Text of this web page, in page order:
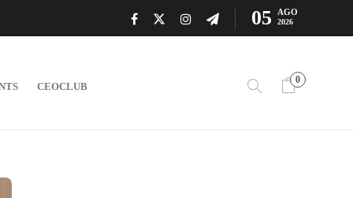
05 AGO
2026
CEOCLUB
0